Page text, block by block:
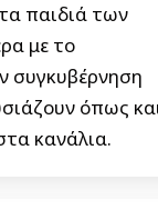
παιδιά των
με το
συγκυβέρνηση
όπως
κανάλια.